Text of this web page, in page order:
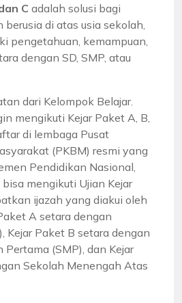
C adalah solusi bagi
berusia di atas usia sekolah,
pengetahuan, kemampuan,
dengan SD, SMP, atau
dari Kelompok Belajar.
mengikuti Kejar Paket A, B,
di lembaga Pusat
(PKBM) resmi yang
Pendidikan Nasional,
mengikuti Ujian Kejar
ijazah yang diakui oleh
A setara dengan
Kejar Paket B setara dengan
(SMP), dan Kejar
Sekolah Menengah Atas